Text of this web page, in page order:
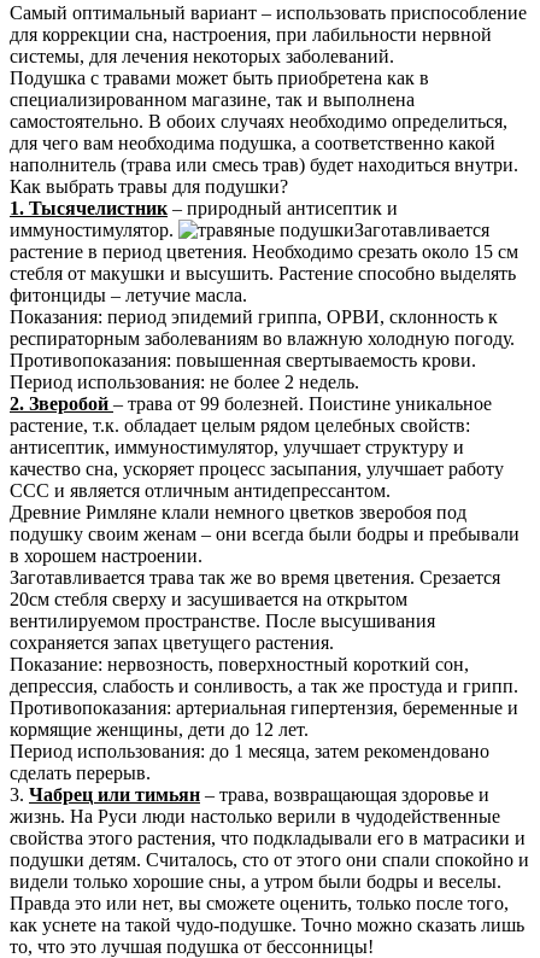
Самый оптимальный вариант – использовать приспособление
для коррекции сна, настроения, при лабильности нервной
системы, для лечения некоторых заболеваний.
Подушка с травами может быть приобретена как в
специализированном магазине, так и выполнена
самостоятельно. В обоих случаях необходимо определиться,
для чего вам необходима подушка, а соответственно какой
наполнитель (трава или смесь трав) будет находиться внутри.
Как выбрать травы для подушки?
1. Тысячелистник – природный антисептик и
иммуностимулятор.
Заготавливается
растение в период цветения. Необходимо срезать около 15 см
стебля от макушки и высушить. Растение способно выделять
фитонциды – летучие масла.
Показания: период эпидемий гриппа, ОРВИ, склонность к
респираторным заболеваниям во влажную холодную погоду.
Противопоказания: повышенная свертываемость крови.
Период использования: не более 2 недель.
2. Зверобой – трава от 99 болезней. Поистине уникальное
растение, т.к. обладает целым рядом целебных свойств:
антисептик, иммуностимулятор, улучшает структуру и
качество сна, ускоряет процесс засыпания, улучшает работу
ССС и является отличным антидепрессантом.
Древние Римляне клали немного цветков зверобоя под
подушку своим женам – они всегда были бодры и пребывали
в хорошем настроении.
Заготавливается трава так же во время цветения. Срезается
20см стебля сверху и засушивается на открытом
вентилируемом пространстве. После высушивания
сохраняется запах цветущего растения.
Показание: нервозность, поверхностный короткий сон,
депрессия, слабость и сонливость, а так же простуда и грипп.
Противопоказания: артериальная гипертензия, беременные и
кормящие женщины, дети до 12 лет.
Период использования: до 1 месяца, затем рекомендовано
сделать перерыв.
3. Чабрец или тимьян – трава, возвращающая здоровье и
жизнь. На Руси люди настолько верили в чудодейственные
свойства этого растения, что подкладывали его в матрасики и
подушки детям. Считалось, сто от этого они спали спокойно и
видели только хорошие сны, а утром были бодры и веселы.
Правда это или нет, вы сможете оценить, только после того,
как уснете на такой чудо-подушке. Точно можно сказать лишь
то, что это лучшая подушка от бессонницы!